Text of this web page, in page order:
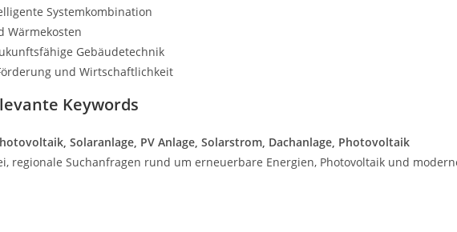
Systemkombination
Wärmekosten
Gebäudetechnik
und Wirtschaftlichkeit
Keywords
Solaranlage, PV Anlage, Solarstrom, Dachanlage, Photovoltaik
regionale Suchanfragen rund um erneuerbare Energien, Photovoltaik und